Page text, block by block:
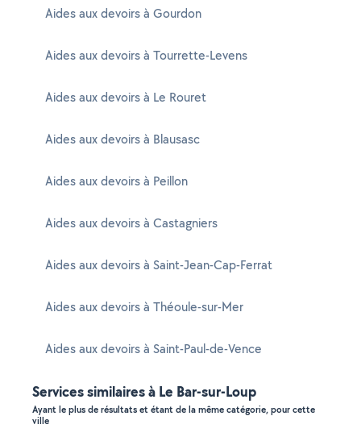
Aides aux devoirs à Gourdon
Aides aux devoirs à Tourrette-Levens
Aides aux devoirs à Le Rouret
Aides aux devoirs à Blausasc
Aides aux devoirs à Peillon
Aides aux devoirs à Castagniers
Aides aux devoirs à Saint-Jean-Cap-Ferrat
Aides aux devoirs à Théoule-sur-Mer
Aides aux devoirs à Saint-Paul-de-Vence
Services similaires à Le Bar-sur-Loup
Ayant le plus de résultats et étant de la même catégorie, pour cette
ville